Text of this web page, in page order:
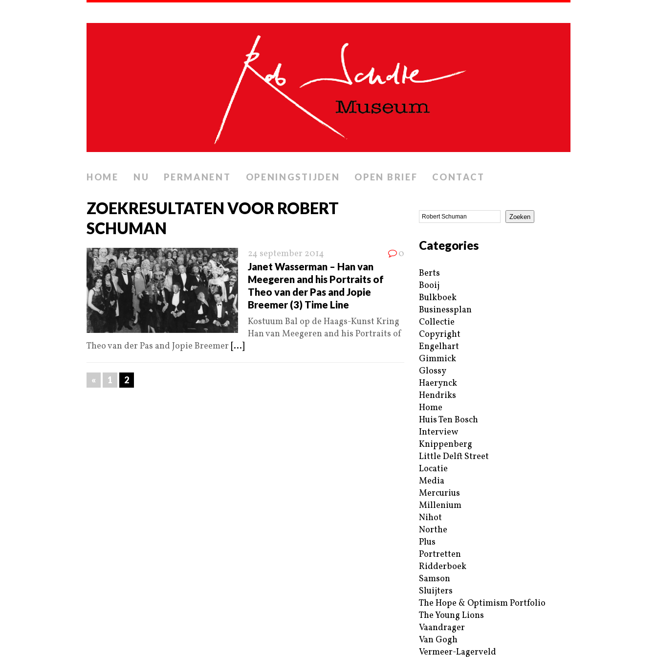
HOME NU PERMANENT OPENINGSTIJDEN OPEN BRIEF CONTACT
ZOEKRESULTATEN VOOR ROBERT
SCHUMAN
24 september 2014 0
Janet Wasserman – Han van
Meegeren and his Portraits of
Theo van der Pas and Jopie
Breemer (3) Time Line
Kostuum Bal op de Haags-Kunst Kring
Han van Meegeren and his Portraits of
Theo van der Pas and Jopie Breemer [...]
« 1 2
Zoeken
Categories
Berts
Booij
Bulkboek
Businessplan
Collectie
Copyright
Engelhart
Gimmick
Glossy
Haerynck
Hendriks
Home
Huis Ten Bosch
Interview
Knippenberg
Little Delft Street
Locatie
Media
Mercurius
Millenium
Nihot
Northe
Plus
Portretten
Ridderboek
Samson
Sluijters
The Hope & Optimism Portfolio
The Young Lions
Vaandrager
Van Gogh
Vermeer-Lagerveld